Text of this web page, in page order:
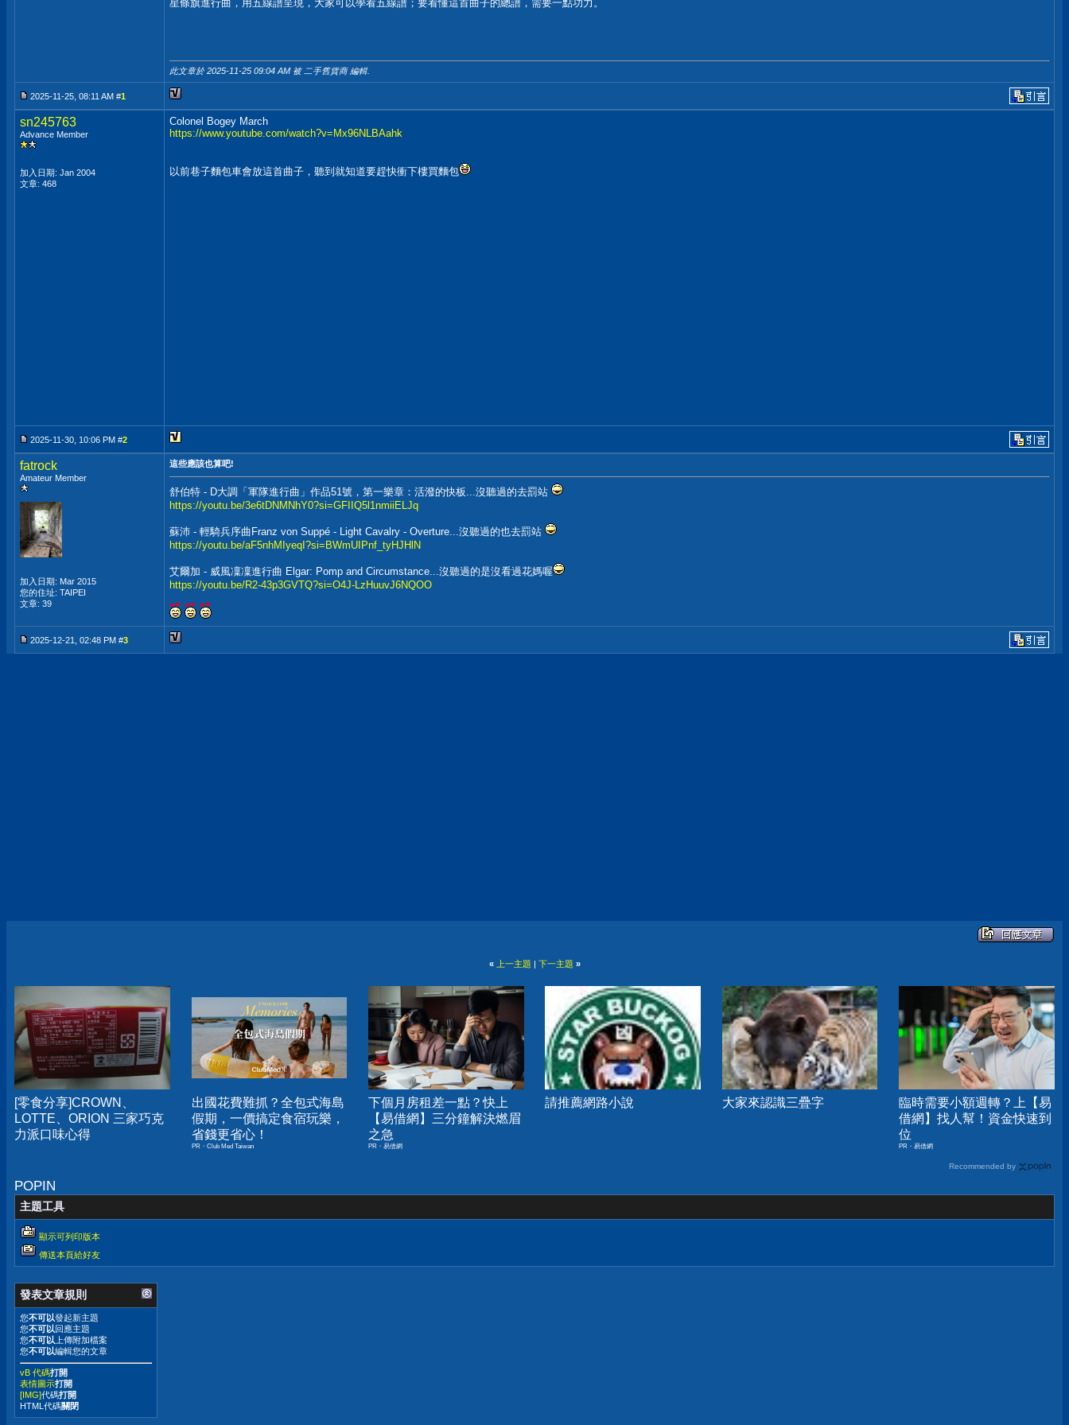
星條旗進行曲，用五線譜呈現，大家可以學看五線譜；要看懂這首曲子的總譜，需要一點功力。
此文章於 2025-11-25 09:04 AM 被 二手舊貨商 編輯.
2025-11-25, 08:11 AM #1
sn245763
Advance Member
加入日期: Jan 2004
文章: 468
Colonel Bogey March
https://www.youtube.com/watch?v=Mx96NLBAahk
以前巷子麵包車會放這首曲子，聽到就知道要趕快衝下樓買麵包
2025-11-30, 10:06 PM #2
fatrock
Amateur Member
加入日期: Mar 2015
您的住址: TAIPEI
文章: 39
這些應該也算吧!
舒伯特 - D大調「軍隊進行曲」作品51號，第一樂章：活潑的快板...沒聽過的去罰站
https://youtu.be/3e6tDNMNhY0?si=GFIIQ5l1nmiiELJq
蘇沛 - 輕騎兵序曲Franz von Suppé - Light Cavalry - Overture...沒聽過的也去罰站
https://youtu.be/aF5nhMIyeqI?si=BWmUIPnf_tyHJHlN
艾爾加 - 威風凜凜進行曲 Elgar: Pomp and Circumstance...沒聽過的是沒看過花媽喔
https://youtu.be/R2-43p3GVTQ?si=O4J-LzHuuvJ6NQOO
2025-12-21, 02:48 PM #3
« 上一主題 | 下一主題 »
[零食分享]CROWN、
LOTTE、ORION 三家巧克
力派口味心得
出國花費難抓？全包式海島
假期，一價搞定食宿玩樂，
省錢更省心！
PR・Club Med Taiwan
下個月房租差一點？快上
【易借網】三分鐘解決燃眉
之急
PR・易借網
請推薦網路小說 大家來認識三疊字
臨時需要小額週轉？上【易
借網】找人幫！資金快速到
位
PR・易借網
Recommended by
POPIN
主題工具
顯示可列印版本
傳送本頁給好友
發表文章規則
您不可以發起新主題
您不可以回應主題
您不可以上傳附加檔案
您不可以編輯您的文章
vB 代碼打開
表情圖示打開
[IMG]代碼打開
HTML代碼關閉